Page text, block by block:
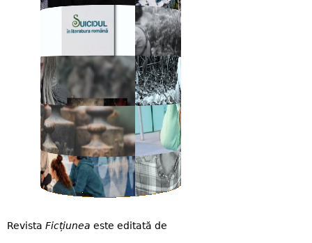
Revista Ficțiunea este editată de